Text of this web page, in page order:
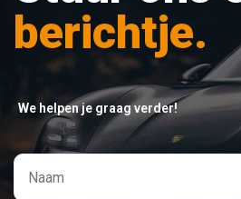
berichtje.
We helpen je graag verder!